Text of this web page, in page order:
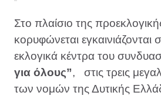
Στο πλαίσιο της
κορυφώνεται εγκαινιάζονται
εκλογικά κέντρα του
για όλους”, στις τρεις
των νομών της Δυτικής